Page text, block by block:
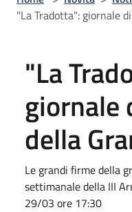
"La Tradotta": giornale
"La
giornale
della
Le grandi firme della
settimanale della III
29/03 ore 17:30